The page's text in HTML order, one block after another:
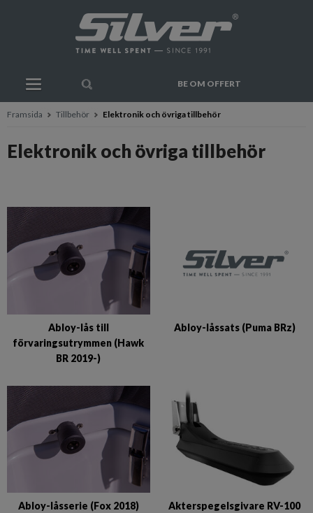
BE OM OFFERT
Framsida Tillbehör Elektronik och övriga tillbehör
Elektronik och övriga tillbehör
Abloy-lås till
förvaringsutrymmen (Hawk
BR 2019-)
Abloy-låssats (Puma BRz)
Abloy-låsserie (Fox 2018)
Akterspegelsgivare RV-100